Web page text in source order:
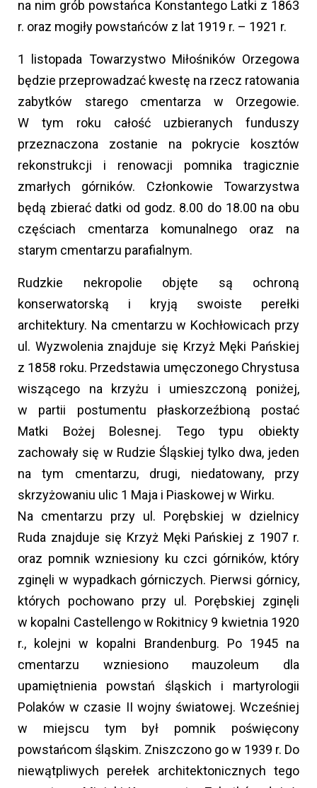
na nim grób powstańca Konstantego Latki z 1863
r. oraz mogiły powstańców z lat 1919 r. – 1921 r.
1 listopada Towarzystwo Miłośników Orzegowa
będzie przeprowadzać kwestę na rzecz ratowania
zabytków starego cmentarza w Orzegowie.
W tym roku całość uzbieranych funduszy
przeznaczona zostanie na pokrycie kosztów
rekonstrukcji i renowacji pomnika tragicznie
zmarłych górników. Członkowie Towarzystwa
będą zbierać datki od godz. 8.00 do 18.00 na obu
częściach cmentarza komunalnego oraz na
starym cmentarzu parafialnym.
Rudzkie nekropolie objęte są ochroną
konserwatorską i kryją swoiste perełki
architektury. Na cmentarzu w Kochłowicach przy
ul. Wyzwolenia znajduje się Krzyż Męki Pańskiej
z 1858 roku. Przedstawia umęczonego Chrystusa
wiszącego na krzyżu i umieszczoną poniżej,
w partii postumentu płaskorzeźbioną postać
Matki Bożej Bolesnej. Tego typu obiekty
zachowały się w Rudzie Śląskiej tylko dwa, jeden
na tym cmentarzu, drugi, niedatowany, przy
skrzyżowaniu ulic 1 Maja i Piaskowej w Wirku.
Na cmentarzu przy ul. Porębskiej w dzielnicy
Ruda znajduje się Krzyż Męki Pańskiej z 1907 r.
oraz pomnik wzniesiony ku czci górników, który
zginęli w wypadkach górniczych. Pierwsi górnicy,
których pochowano przy ul. Porębskiej zginęli
w kopalni Castellengo w Rokitnicy 9 kwietnia 1920
r., kolejni w kopalni Brandenburg. Po 1945 na
cmentarzu wzniesiono mauzoleum dla
upamiętnienia powstań śląskich i martyrologii
Polaków w czasie II wojny światowej. Wcześniej
w miejscu tym był pomnik poświęcony
powstańcom śląskim. Zniszczono go w 1939 r. Do
niewątpliwych perełek architektonicznych tego